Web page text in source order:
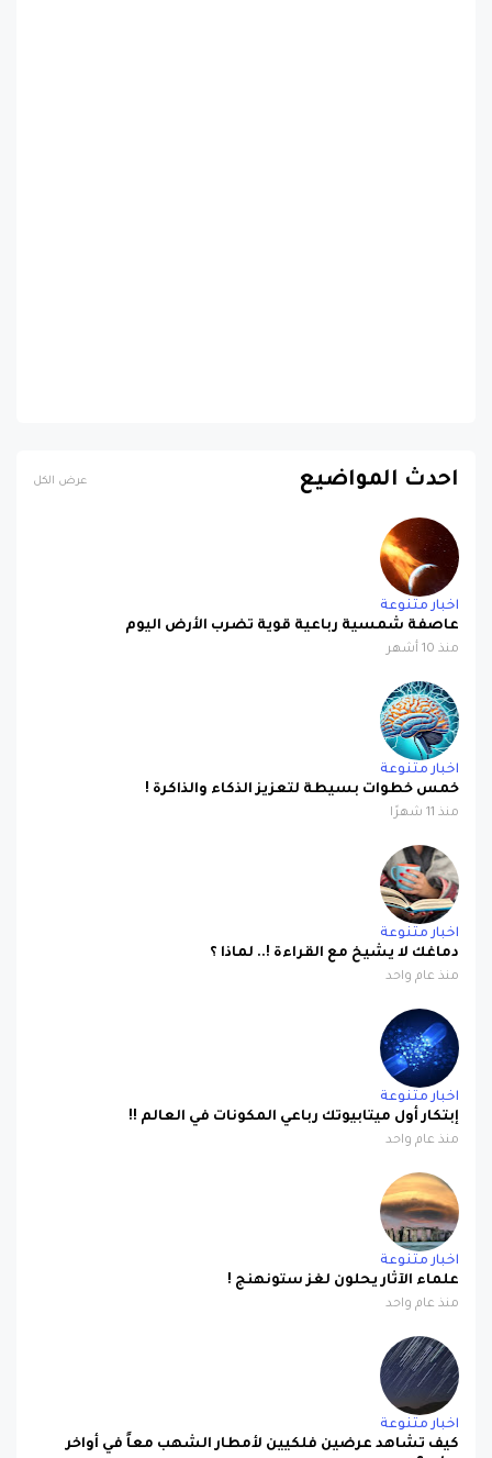
احدث المواضيع عرض الكل
اخبار متنوعة
عاصفة شمسية رباعية قوية تضرب الأرض اليوم
منذ 10 أشهر
اخبار متنوعة
خمس خطوات بسيطة لتعزيز الذكاء والذاكرة !
منذ 11 شهرًا
اخبار متنوعة
دماغك لا يشيخ مع القراءة !.. لماذا ؟
منذ عام واحد
اخبار متنوعة
إبتكار أول ميتابيوتك رباعي المكونات في العالم !!
منذ عام واحد
اخبار متنوعة
علماء الآثار يحلون لغز ستونهنج !
منذ عام واحد
اخبار متنوعة
كيف تشاهد عرضين فلكيين لأمطار الشهب معاً في أواخر